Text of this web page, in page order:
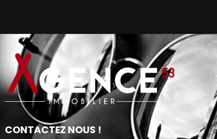
CONTACTEZ NOUS !